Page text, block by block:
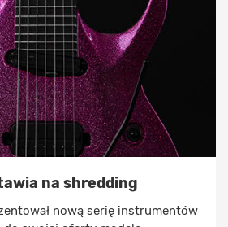
na shredding
nową serię instrumentów